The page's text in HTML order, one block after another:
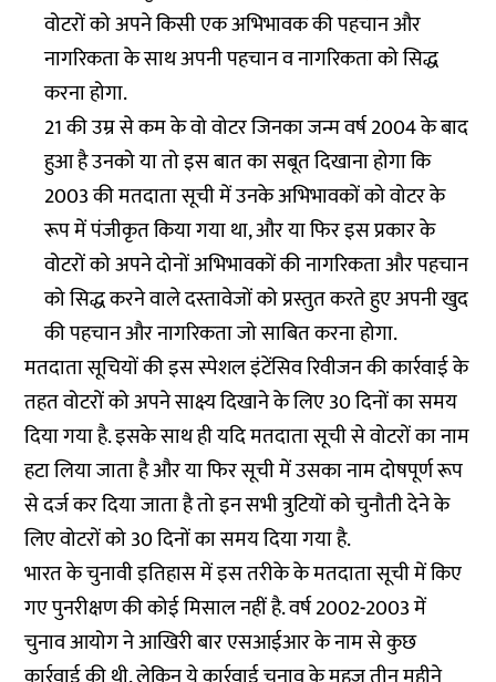
वोटरों को अपने किसी एक अभिभावक की पहचान और
नागरिकता के साथ अपनी पहचान व नागरिकता को सिद्ध
करना होगा.
21 की उम्र से कम के वो वोटर जिनका जन्म वर्ष 2004 के बाद
हुआ है उनको या तो इस बात का सबूत दिखाना होगा कि
2003 की मतदाता सूची में उनके अभिभावकों को वोटर के
रूप में पंजीकृत किया गया था, और या फिर इस प्रकार के
वोटरों को अपने दोनों अभिभावकों की नागरिकता और पहचान
को सिद्ध करने वाले दस्तावेजों को प्रस्तुत करते हुए अपनी खुद
की पहचान और नागरिकता जो साबित करना होगा.
मतदाता सूचियों की इस स्पेशल इंटेंसिव रिवीजन की कार्रवाई के
तहत वोटरों को अपने साक्ष्य दिखाने के लिए 30 दिनों का समय
दिया गया है. इसके साथ ही यदि मतदाता सूची से वोटरों का नाम
हटा लिया जाता है और या फिर सूची में उसका नाम दोषपूर्ण रूप
से दर्ज कर दिया जाता है तो इन सभी त्रुटियों को चुनौती देने के
लिए वोटरों को 30 दिनों का समय दिया गया है.
भारत के चुनावी इतिहास में इस तरीके के मतदाता सूची में किए
गए पुनरीक्षण की कोई मिसाल नहीं है. वर्ष 2002-2003 में
चुनाव आयोग ने आखिरी बार एसआईआर के नाम से कुछ